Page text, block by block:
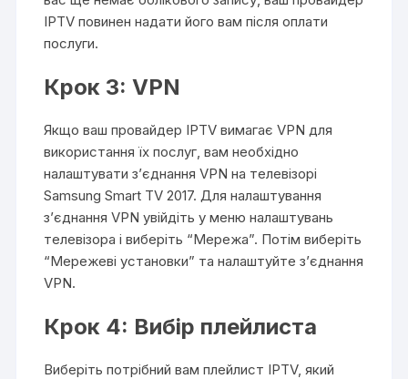
IPTV повинен надати його вам після оплати
послуги.
Крок 3: VPN
Якщо ваш провайдер IPTV вимагає VPN для
використання їх послуг, вам необхідно
налаштувати з’єднання VPN на телевізорі
Samsung Smart TV 2017. Для налаштування
з’єднання VPN увійдіть у меню налаштувань
телевізора і виберіть “Мережа”. Потім виберіть
“Мережеві установки” та налаштуйте з’єднання
VPN.
Крок 4: Вибір плейлиста
Виберіть потрібний вам плейлист IPTV, який